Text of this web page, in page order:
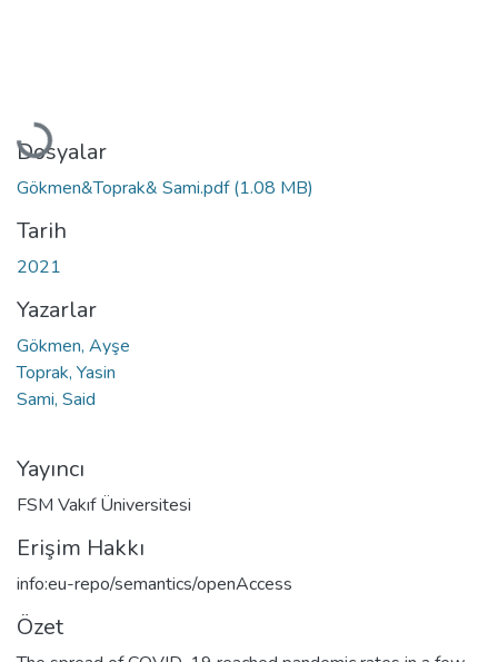
Yükleniyor...
Dosyalar
Gökmen&Toprak& Sami.pdf(1.08 MB)
Tarih
2021
Yazarlar
Gökmen, Ayşe
Toprak, Yasin
Sami, Said
Yayıncı
FSM Vakıf Üniversitesi
Erişim Hakkı
info:eu-repo/semantics/openAccess
Özet